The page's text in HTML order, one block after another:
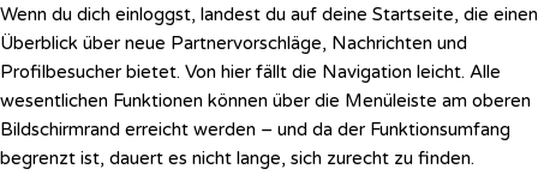
Wenn du dich einloggst, landest du auf deine Startseite, die einen
Überblick über neue Partnervorschläge, Nachrichten und
Profilbesucher bietet. Von hier fällt die Navigation leicht. Alle
wesentlichen Funktionen können über die Menüleiste am oberen
Bildschirmrand erreicht werden – und da der Funktionsumfang
begrenzt ist, dauert es nicht lange, sich zurecht zu finden.